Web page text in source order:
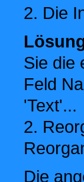
2. Die
Sie die
Feld
'Text'...
2.
Die